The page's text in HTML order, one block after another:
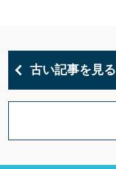
古い記事を見る